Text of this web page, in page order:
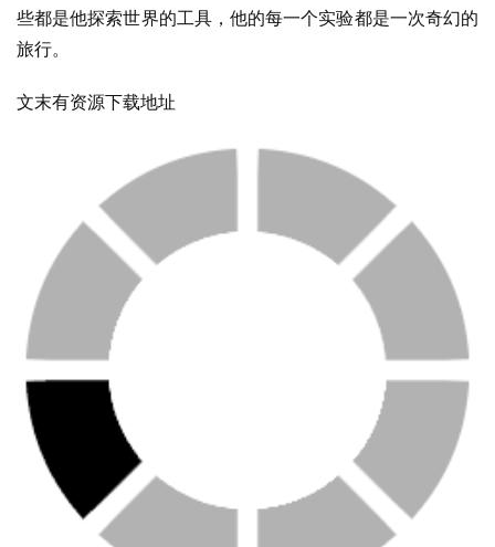
些都是他探索世界的工具，他的每一个实验都是一次奇幻的
旅行。
文末有资源下载地址